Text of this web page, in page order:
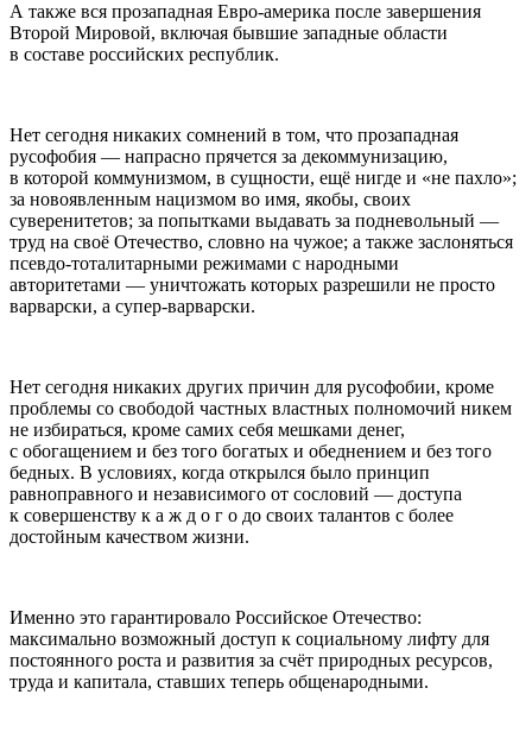
А также вся прозападная Евро-америка после завершения
Второй Мировой, включая бывшие западные области
в составе российских республик.
Нет сегодня никаких сомнений в том, что прозападная
русофобия — напрасно прячется за декоммунизацию,
в которой коммунизмом, в сущности, ещё нигде и «не пахло»;
за новоявленным нацизмом во имя, якобы, своих
суверенитетов; за попытками выдавать за подневольный —
труд на своё Отечество, словно на чужое; а также заслоняться
псевдо-тоталитарными режимами с народными
авторитетами — уничтожать которых разрешили не просто
варварски, а супер-варварски.
Нет сегодня никаких других причин для русофобии, кроме
проблемы со свободой частных властных полномочий никем
не избираться, кроме самих себя мешками денег,
с обогащением и без того богатых и обеднением и без того
бедных. В условиях, когда открылся было принцип
равноправного и независимого от сословий — доступа
к совершенству к а ж д о г о до своих талантов с более
достойным качеством жизни.
Именно это гарантировало Российское Отечество:
максимально возможный доступ к социальному лифту для
постоянного роста и развития за счёт природных ресурсов,
труда и капитала, ставших теперь общенародными.